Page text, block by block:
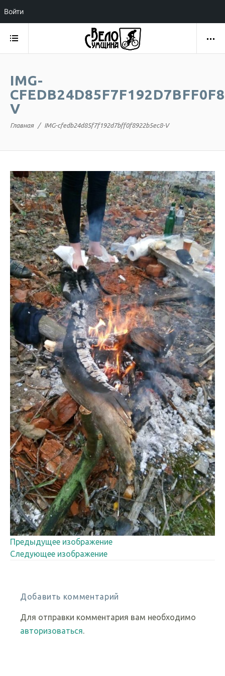
IMG-
V
Главная IMG-cfedb24d85f7f192d7bff0f8922b5ec8-V
Предыдущее изображение
Следующее изображение
Добавить комментарий
Для отправки комментария вам необходимо
авторизоваться.
Войти